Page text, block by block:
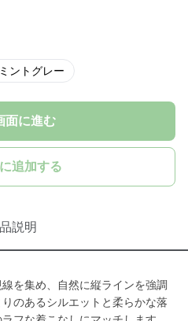
ミントグレー
面に進む
追加する
説明
を集め、自然に縦ラインを強調
のあるシルエットと柔らかな落